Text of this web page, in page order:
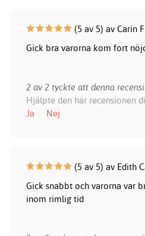
(5 av 5) av Carin
Gick bra varorna kom fort
2 av 2 tyckte att denna
Hjälpte den här recensionen
Ja
Nej
(5 av 5) av Edith
Gick snabbt och varorna var
inom rimlig tid